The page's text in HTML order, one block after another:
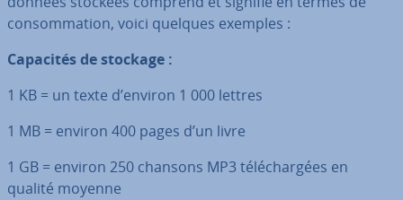
con­som­ma­tion, voici quelques exemples :
Capacités de stockage :
1 KB = un texte d’environ 1 000 lettres
1 MB = environ 400 pages d’un livre
1 GB = environ 250 chansons MP3 té­lé­char­gées en
qualité moyenne